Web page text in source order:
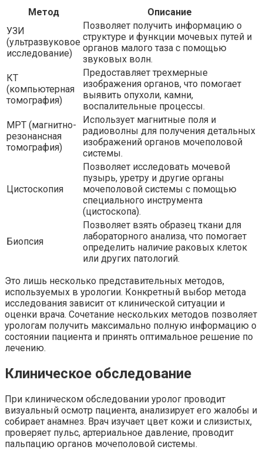
Метод
Описание
УЗИ
(ультразвуковое
исследование)
Позволяет получить информацию о
структуре и функции мочевых путей и
органов малого таза с помощью
звуковых волн.
КТ
(компьютерная
томография)
Предоставляет трехмерные
изображения органов, что помогает
выявить опухоли, камни,
воспалительные процессы.
МРТ (магнитно-
резонансная
томография)
Использует магнитные поля и
радиоволны для получения детальных
изображений органов мочеполовой
системы.
Цистоскопия
Позволяет исследовать мочевой
пузырь, уретру и другие органы
мочеполовой системы с помощью
специального инструмента
(цистоскопа).
Биопсия
Позволяет взять образец ткани для
лабораторного анализа, что помогает
определить наличие раковых клеток
или других патологий.
Это лишь несколько представительных методов,
используемых в урологии. Конкретный выбор метода
исследования зависит от клинической ситуации и
оценки врача. Сочетание нескольких методов позволяет
урологам получить максимально полную информацию о
состоянии пациента и принять оптимальное решение по
лечению.
Клиническое обследование
При клиническом обследовании уролог проводит
визуальный осмотр пациента, анализирует его жалобы и
собирает анамнез. Врач изучает цвет кожи и слизистых,
проверяет пульс, артериальное давление, проводит
пальпацию органов мочеполовой системы.